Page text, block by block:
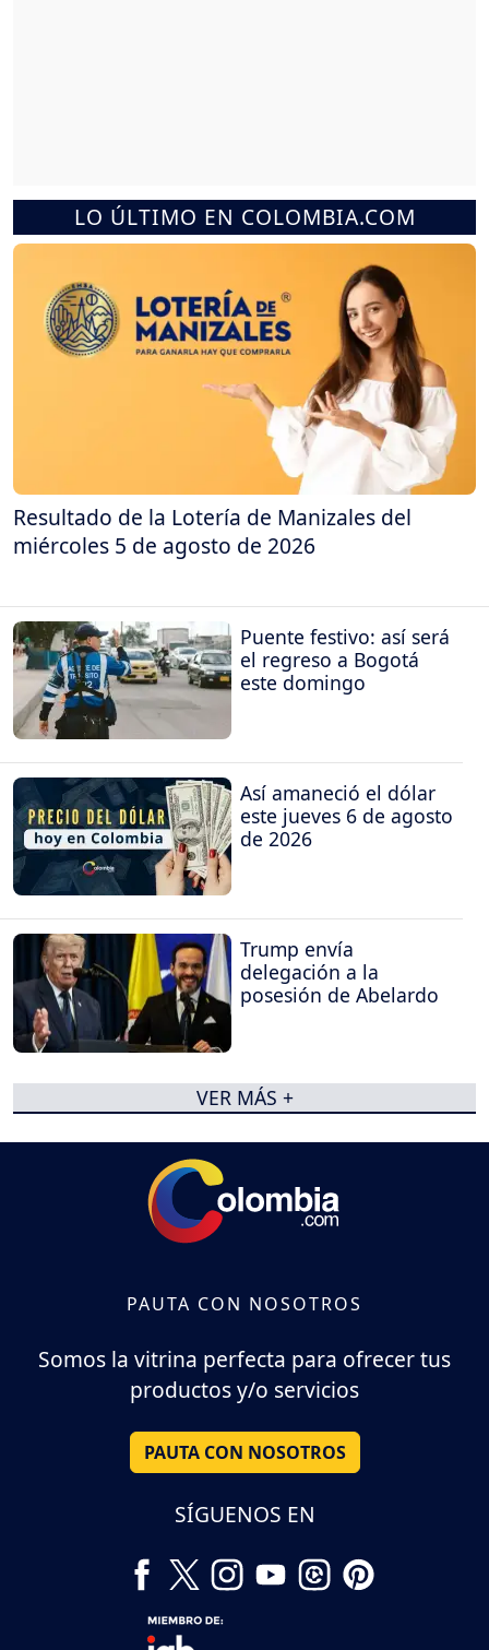
LO ÚLTIMO EN COLOMBIA.COM
Resultado de la Lotería de Manizales del
miércoles 5 de agosto de 2026
Puente festivo: así será
el regreso a Bogotá
este domingo
Así amaneció el dólar
este jueves 6 de agosto
de 2026
Trump envía
delegación a la
posesión de Abelardo
VER MÁS +
PAUTA CON NOSOTROS
Somos la vitrina perfecta para ofrecer tus
productos y/o servicios
PAUTA CON NOSOTROS
SÍGUENOS EN